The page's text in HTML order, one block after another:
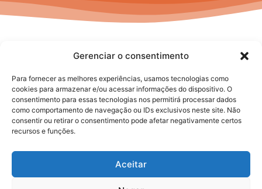
Gerenciar o consentimento
Para fornecer as melhores experiências, usamos tecnologias como
cookies para armazenar e/ou acessar informações do dispositivo. O
consentimento para essas tecnologias nos permitirá processar dados
como comportamento de navegação ou IDs exclusivos neste site. Não
consentir ou retirar o consentimento pode afetar negativamente certos
recursos e funções.
Aceitar
No posts to display